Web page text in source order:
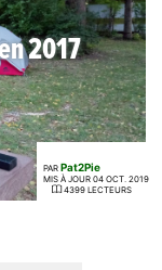
2017
PAR Pat2Pie
MIS À JOUR 04 OCT. 2019
4399 LECTEURS